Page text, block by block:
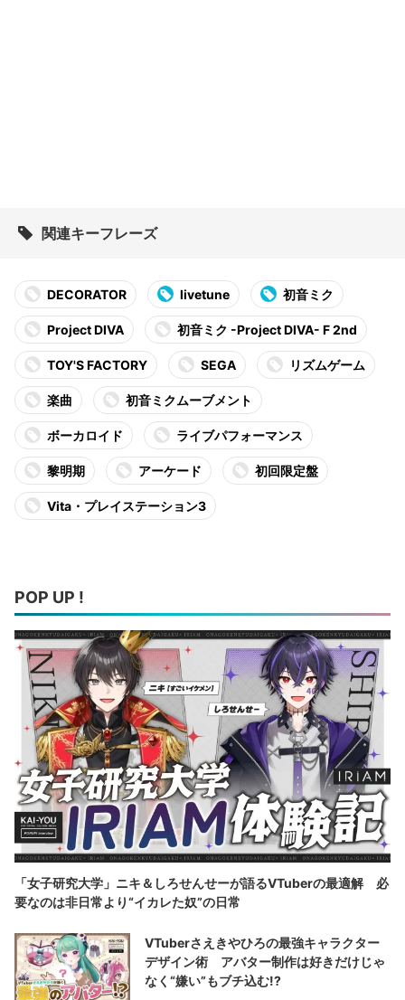
関連キーフレーズ
DECORATOR livetune 初音ミク
Project DIVA 初音ミク -Project DIVA- F 2nd
TOY'S FACTORY SEGA リズムゲーム
楽曲 初音ミクムーブメント
ボーカロイド ライブパフォーマンス
黎明期 アーケード 初回限定盤
Vita・プレイステーション3
POP UP !
「女子研究大学」ニキ＆しろせんせーが語るVTuberの最適解 必
要なのは非日常より“イカレた奴”の日常
VTuberさえきやひろの最強キャラクター
デザイン術 アバター制作は好きだけじゃ
なく“嫌い”もブチ込む!?